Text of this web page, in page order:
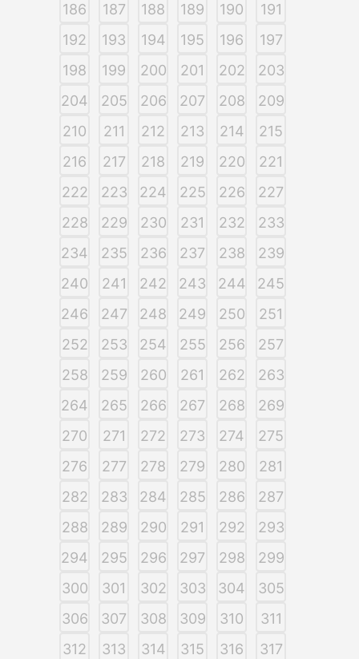
186
187 188 189 190
191
192
193 194 195 196
197
198
199 200 201 202
203
204
205 206 207 208
209
210
211 212 213 214
215
216
217 218 219 220
221
222
223 224 225 226
227
228
229 230 231 232
233
234
235 236 237 238
239
240
241 242 243 244
245
246
247 248 249 250
251
252
253 254 255 256
257
258
259 260 261 262
263
264
265 266 267 268
269
270
271 272 273 274
275
276
277 278 279 280
281
282
283 284 285 286
287
288
289 290 291 292
293
294
295 296 297 298
299
300
301 302 303 304
305
306
307 308 309 310
311
312
313 314 315 316
317